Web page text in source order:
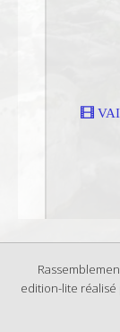
edition-lite réalisé